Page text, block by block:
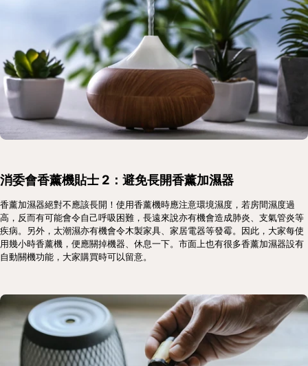
消委會香薰機貼士 2：避免長開香薰加濕器
香薰加濕器絕對不應該長開！使用香薰機時應注意環境濕度，若房間濕度過
高，反而有可能會令自己呼吸困難，長遠來說亦有機會造成肺炎、支氣管炎等
疾病。另外，太潮濕亦有機會令木製家具、家居電器等發霉。因此，大家每使
用幾小時香薰機，便應關掉機器、休息一下。市面上也有很多香薰加濕器設有
自動關機功能，大家購買時可以留意。